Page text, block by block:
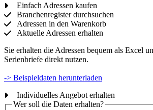
Einfach Adressen kaufen
Branchenregister durchsuchen
Adressen in den Warenkorb
Aktuelle Adressen erhalten
Sie erhalten die Adressen bequem als Excel
Serienbriefe direkt nutzen.
-> Beispieldaten herunterladen
Individuelles Angebot erhalten
Wer soll die Daten erhalten?